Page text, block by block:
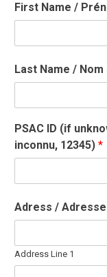
First Name /
Last Name /
PSAC ID (if
inconnu, 12345) *
Adress / Adresse
Address Line 1